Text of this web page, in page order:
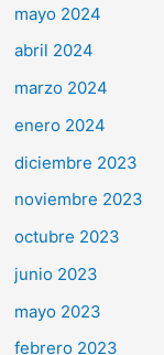
mayo 2024
abril 2024
marzo 2024
enero 2024
diciembre 2023
noviembre 2023
octubre 2023
junio 2023
mayo 2023
febrero 2023